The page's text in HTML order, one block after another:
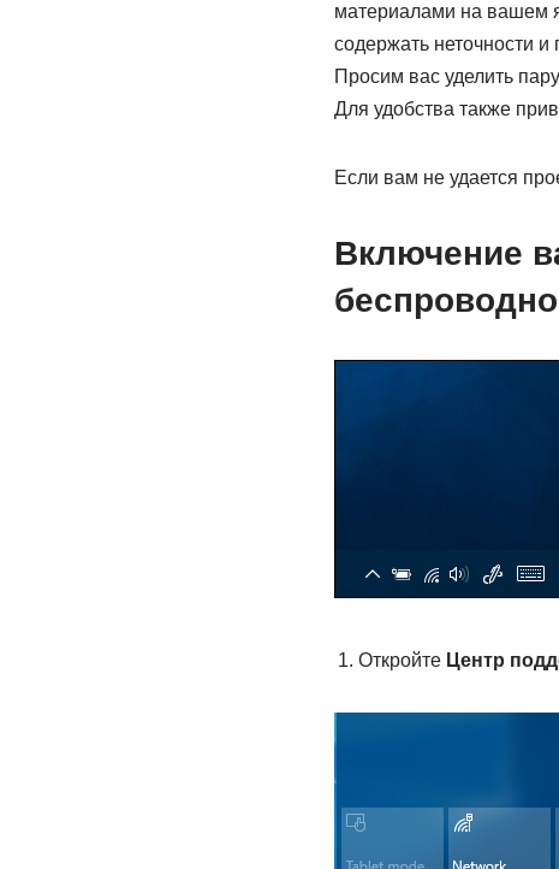
материалами на вашем
содержать неточности
Просим вас уделить
Для удобства также
Если вам не удается
Включение
Откройте Центр